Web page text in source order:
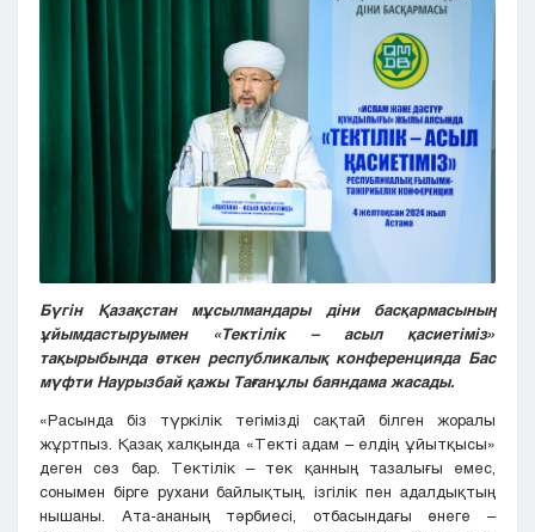
Бүгін Қазақстан мұсылмандары діни басқармасының
ұйымдастыруымен «Тектілік – асыл қасиетіміз»
тақырыбында өткен республикалық конференцияда Бас
мүфти Наурызбай қажы Тағанұлы баяндама жасады.
«Расында біз түркілік тегімізді сақтай білген жоралы
жұртпыз. Қазақ халқында «Текті адам – елдің ұйытқысы»
деген сөз бар. Тектілік – тек қанның тазалығы емес,
сонымен бірге рухани байлықтың, ізгілік пен адалдықтың
нышаны. Ата-ананың тәрбиесі, отбасындағы өнеге –